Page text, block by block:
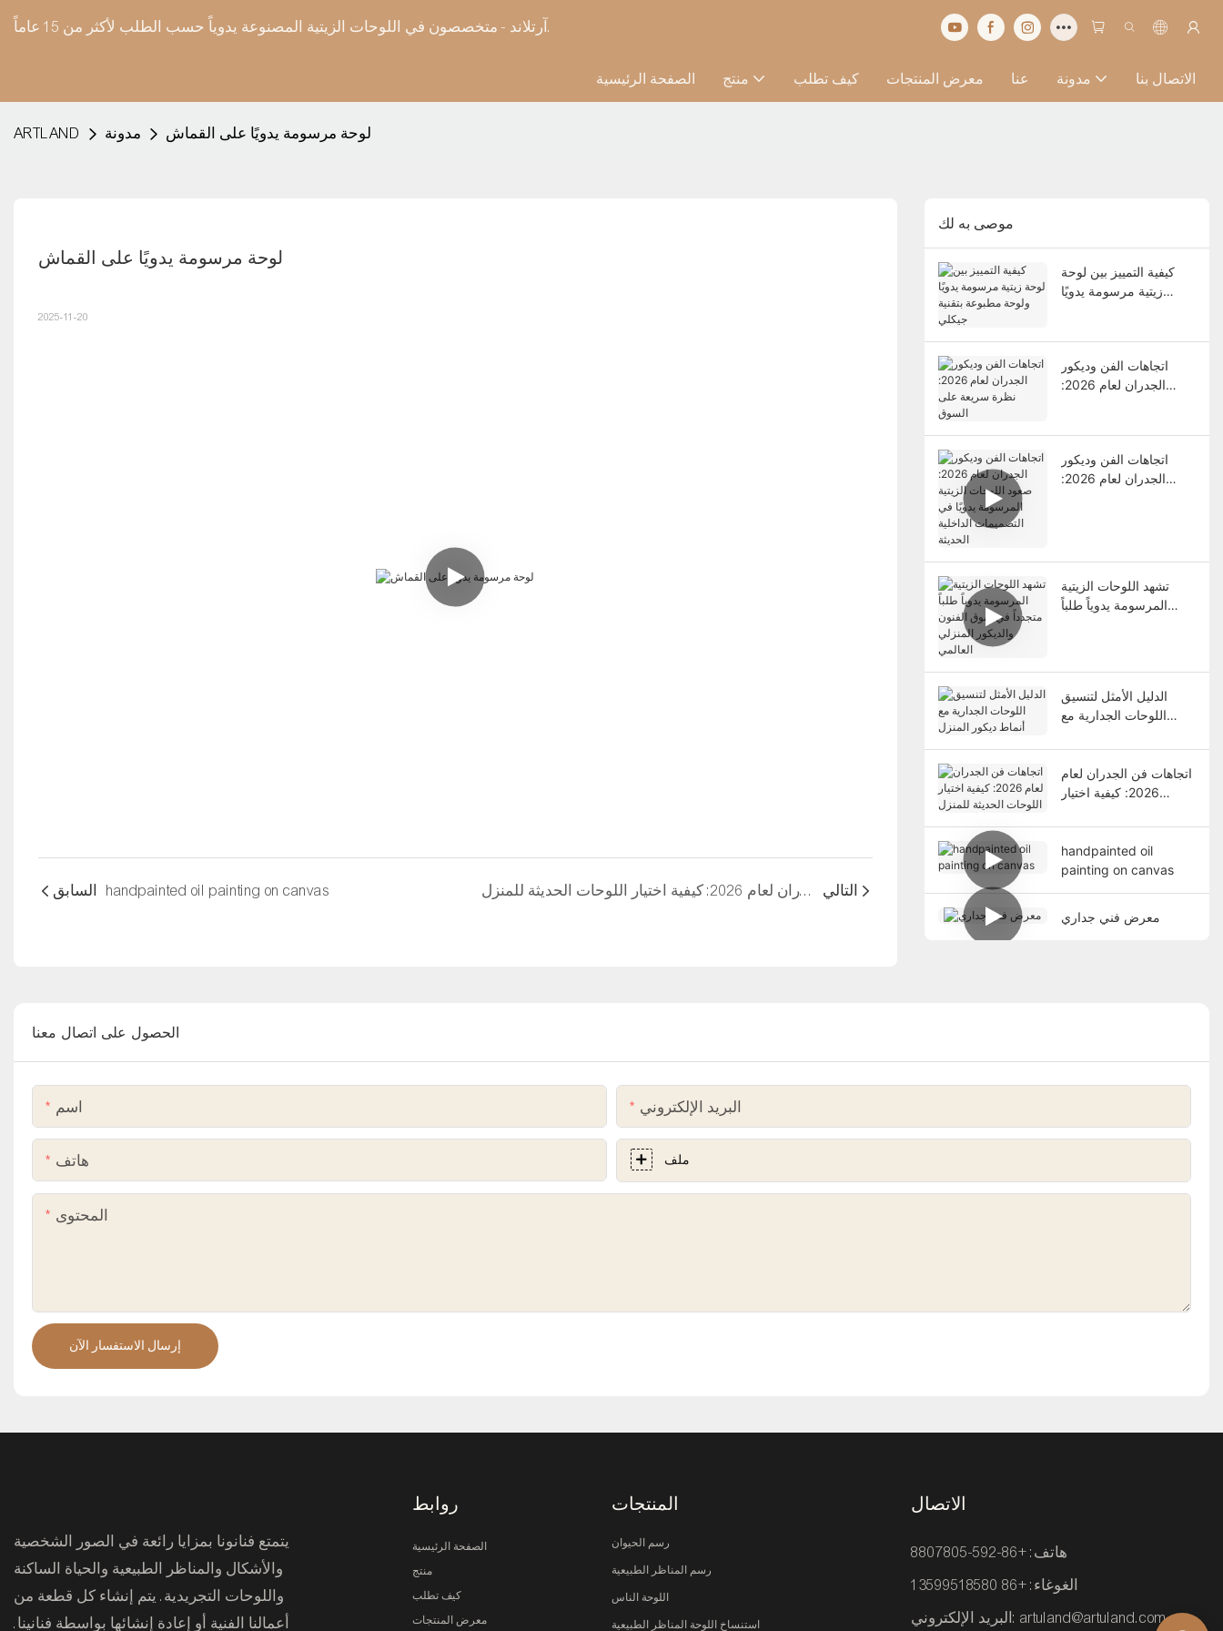
آرتلاند - متخصصون في اللوحات الزيتية المصنوعة يدوياً حسب الطلب لأكثر من 15 عاماً.
الصفحة الرئيسية منتج كيف تطلب معرض المنتجات عنا مدونة الاتصال بنا
ARTLAND مدونة لوحة مرسومة يدويًا على القماش
لوحة مرسومة يدويًا على القماش
2025-11-20
السابق handpainted oil painting on canvas اتجاهات فن الجدران لعام 2026: كيفية اختيار اللوحات الحديثة للمنزل التالي
موصى به لك
كيفية التمييز بين لوحة
زيتية مرسومة يدويًا
اتجاهات الفن وديكور
الجدران لعام 2026:
اتجاهات الفن وديكور
الجدران لعام 2026:
تشهد اللوحات الزيتية
المرسومة يدوياً طلباً
الدليل الأمثل لتنسيق
اللوحات الجدارية مع
اتجاهات فن الجدران لعام
2026: كيفية اختيار
handpainted oil
painting on canvas
معرض فني جداري
الحصول على اتصال معنا
اسم البريد الإلكتروني
هاتف ملف
المحتوى
إرسال الاستفسار الآن
يتمتع فنانونا بمزايا رائعة في الصور الشخصية
والأشكال والمناظر الطبيعية والحياة الساكنة
واللوحات التجريدية. يتم إنشاء كل قطعة من
أعمالنا الفنية أو إعادة إنشائها بواسطة فنانينا.
روابط
الصفحة الرئيسية
منتج
كيف تطلب
معرض المنتجات
المنتجات
رسم الحيوان
رسم المناظر الطبيعية
اللوحة الناس
استنساخ اللوحة المناظر الطبيعية
الاتصال
هاتف: +86-592-8807805
الغوغاء: +86 13599518580
البريد الإلكتروني: artuland@artuland.com